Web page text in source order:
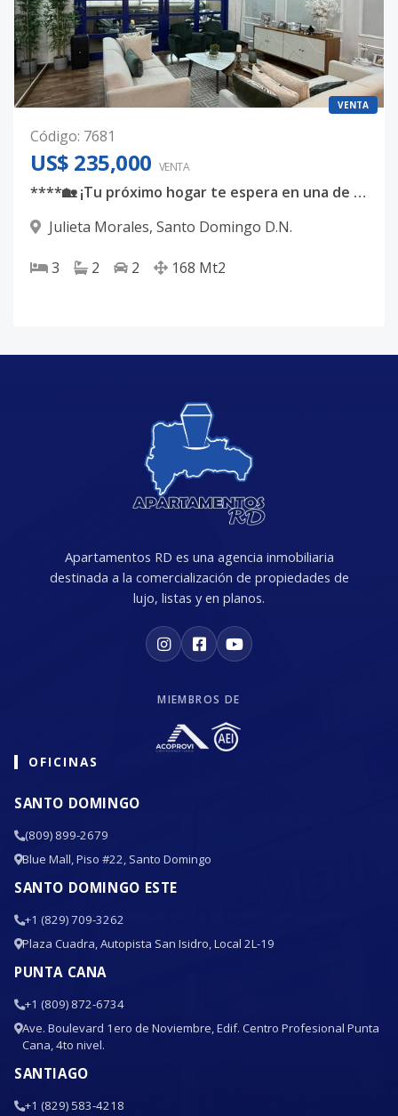
VENTA
Código: 7681
US$ 235,000 VENTA
****🏡 ¡Tu próximo hogar te espera en una de las mejores zonas de Santo Domingo!
Julieta Morales, Santo Domingo D.N.
3 2 2 168 Mt2
Apartamentos RD es una agencia inmobiliaria
destinada a la comercialización de propiedades de
lujo, listas y en planos.
MIEMBROS DE
OFICINAS
SANTO DOMINGO
(809) 899-2679
Blue Mall, Piso #22, Santo Domingo
SANTO DOMINGO ESTE
+1 (829) 709-3262
Plaza Cuadra, Autopista San Isidro, Local 2L-19
PUNTA CANA
+1 (809) 872-6734
Ave. Boulevard 1ero de Noviembre, Edif. Centro Profesional Punta
Cana, 4to nivel.
SANTIAGO
+1 (829) 583-4218